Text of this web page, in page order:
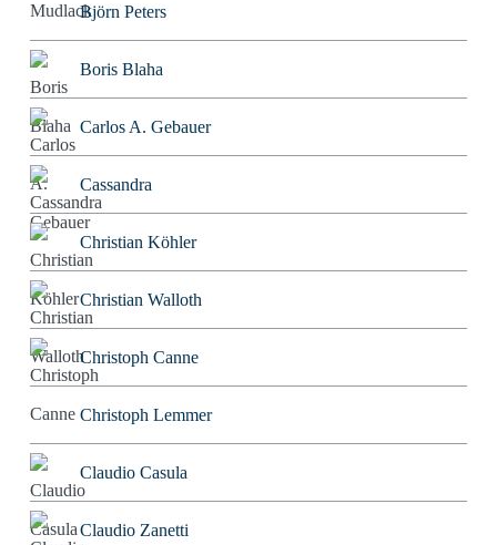
Björn Peters
Boris Blaha
Carlos A. Gebauer
Cassandra
Christian Köhler
Christian Walloth
Christoph Canne
Christoph Lemmer
Claudio Casula
Claudio Zanetti